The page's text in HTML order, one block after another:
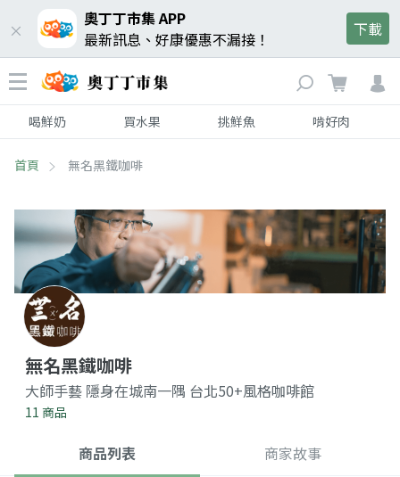
奧丁丁市集 APP
最新訊息、好康優惠不漏接！
下載
喝鮮奶 買水果 挑鮮魚 啃好肉
首頁 無名黑鐵咖啡
無名黑鐵咖啡
大師手藝 隱身在城南一隅 台北50+風格咖啡館
11 商品
商品列表 商家故事